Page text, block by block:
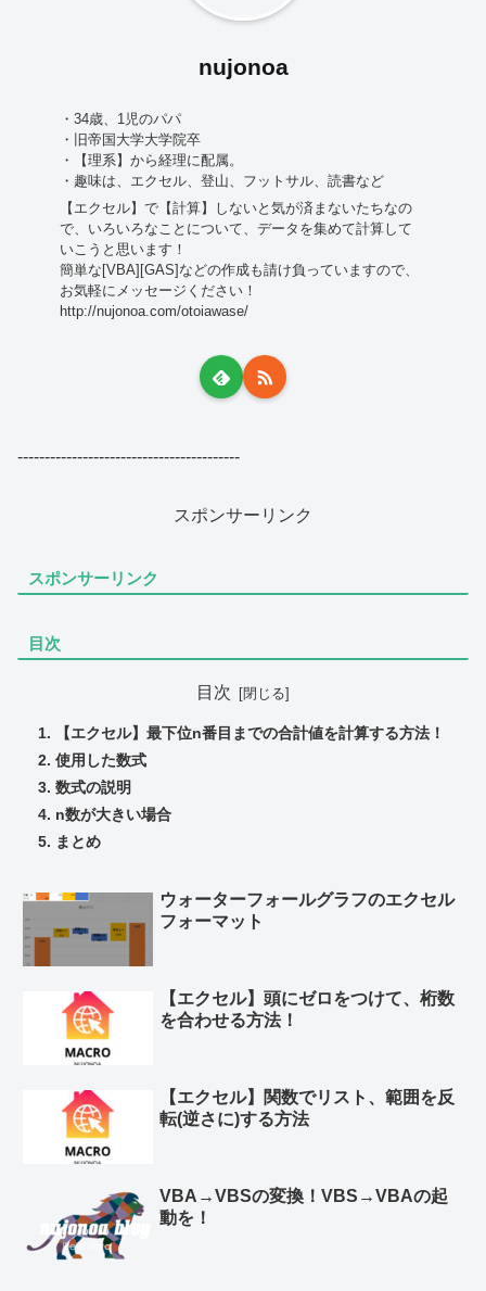
nujonoa
・34歳、1児のパパ
・旧帝国大学大学院卒
・【理系】から経理に配属。
・趣味は、エクセル、登山、フットサル、読書など
【エクセル】で【計算】しないと気が済まないたちなの
で、いろいろなことについて、データを集めて計算して
いこうと思います！
簡単な[VBA][GAS]などの作成も請け負っていますので、
お気軽にメッセージください！
http://nujonoa.com/otoiawase/
-----------------------------------------
スポンサーリンク
スポンサーリンク
目次
目次
【エクセル】最下位n番目までの合計値を計算する方法！
使用した数式
数式の説明
n数が大きい場合
まとめ
ウォーターフォールグラフのエクセル
フォーマット
【エクセル】頭にゼロをつけて、桁数
を合わせる方法！
【エクセル】関数でリスト、範囲を反
転(逆さに)する方法
VBA→VBSの変換！VBS→VBAの起
動を！